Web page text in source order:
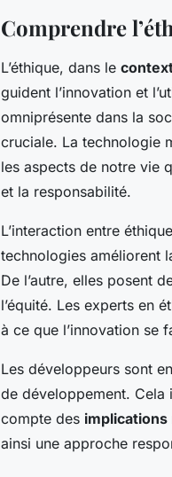
Comprendre
L’éthique, dans le
guident l’innovation et
omniprésente dans la
cruciale. La technologie
les aspects de notre vie
et la responsabilité.
L’interaction entre
technologies améliorent
De l’autre, elles posent
l’équité. Les experts en
à ce que l’innovation se
Les développeurs sont
de développement. Cela
compte des implications
ainsi une approche